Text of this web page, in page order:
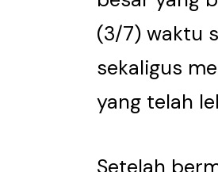
(3/7) waktu
sekaligus
yang telah